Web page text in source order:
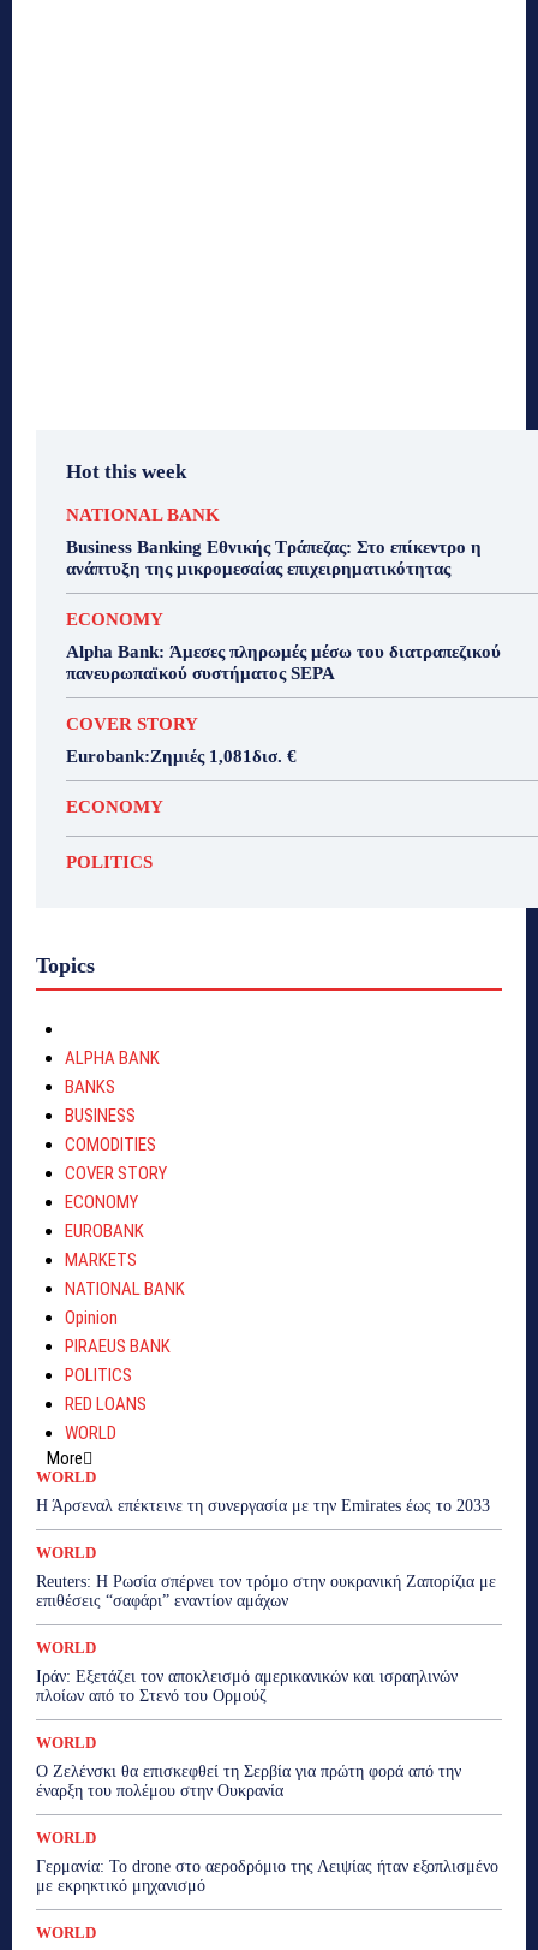
Hot this week
NATIONAL BANK
Business Banking Εθνικής Τράπεζας: Στο επίκεντρο η
ανάπτυξη της μικρομεσαίας επιχειρηματικότητας
ECONOMY
Alpha Bank: Άμεσες πληρωμές μέσω του διατραπεζικού
πανευρωπαϊκού συστήματος SEPA
COVER STORY
Eurobank:Ζημιές 1,081δισ. €
ECONOMY
POLITICS
Topics
ALPHA BANK
BANKS
BUSINESS
COMODITIES
COVER STORY
ECONOMY
EUROBANK
MARKETS
NATIONAL BANK
Opinion
PIRAEUS BANK
POLITICS
RED LOANS
WORLD
More
WORLD
Η Άρσεναλ επέκτεινε τη συνεργασία με την Emirates έως το 2033
WORLD
Reuters: Η Ρωσία σπέρνει τον τρόμο στην ουκρανική Ζαπορίζια με
επιθέσεις “σαφάρι” εναντίον αμάχων
WORLD
Ιράν: Εξετάζει τον αποκλεισμό αμερικανικών και ισραηλινών
πλοίων από το Στενό του Ορμούζ
WORLD
O Ζελένσκι θα επισκεφθεί τη Σερβία για πρώτη φορά από την
έναρξη του πολέμου στην Ουκρανία
WORLD
Γερμανία: Το drone στο αεροδρόμιο της Λειψίας ήταν εξοπλισμένο
με εκρηκτικό μηχανισμό
WORLD